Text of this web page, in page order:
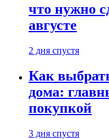
что нужно
августе
2 дня спустя
Как
дома:
покупкой
3 дня спустя